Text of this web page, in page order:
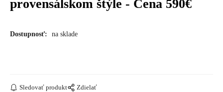
provensálskom štýle - Cena 590€
Dostupnosť: na sklade
Sledovať produkt Zdielať